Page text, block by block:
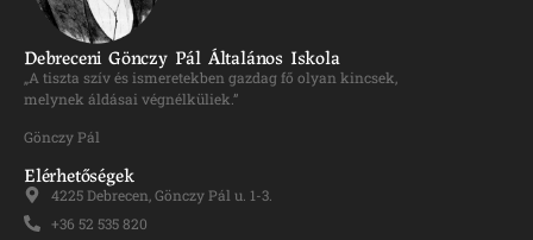
Debreceni Gönczy Pál Általános Iskola
„A tiszta szív és ismeretekben gazdag fő olyan kincsek,
melynek áldásai végnélküliek.”
Gönczy Pál
Elérhetőségek
4225 Debrecen, Gönczy Pál u. 1-3.
+36 52 535 820